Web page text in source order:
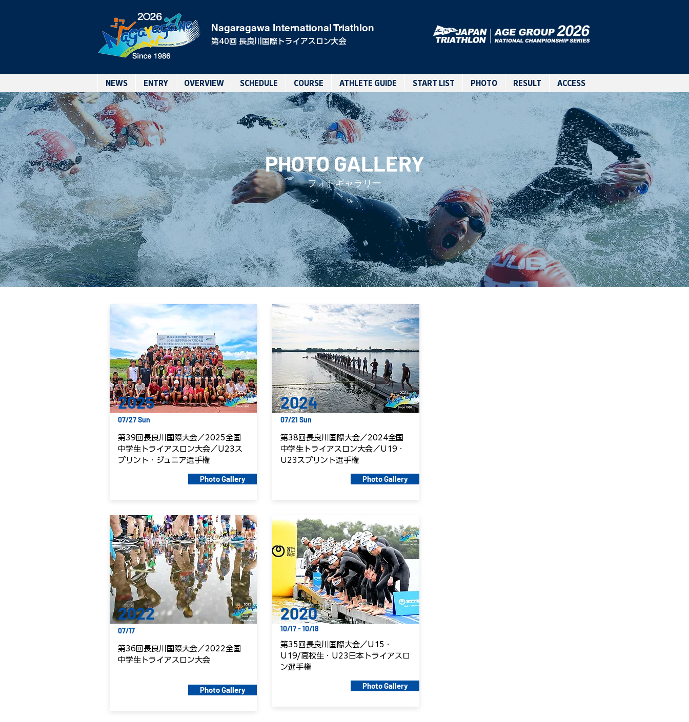
Nagaragawa International Triathlon
第40回 長良川国際トライアスロン大会
NEWS ENTRY OVERVIEW SCHEDULE COURSE ATHLETE GUIDE START LIST PHOTO RESULT ACCESS
PHOTO GALLERY
フォトギャラリー
2025
07/27 Sun
第39回長良川国際大会／2025全国
中学生トライアスロン大会／U23ス
プリント・ジュニア選手権
Photo Gallery
2022
07/17
第36回長良川国際大会／2022全国
中学生トライアスロン大会
Photo Gallery
2024
07/21 Sun
第38回長良川国際大会／2024全国
中学生トライアスロン大会／U19・
U23スプリント選手権
Photo Gallery
2020
10/17 - 10/18
第35回長良川国際大会／U15・
U19/高校生・U23日本トライアスロ
ン選手権
Photo Gallery